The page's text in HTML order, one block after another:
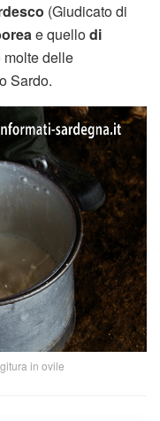
(Giudicato di
e quellodi
molte delle
Sardo.
in ovile